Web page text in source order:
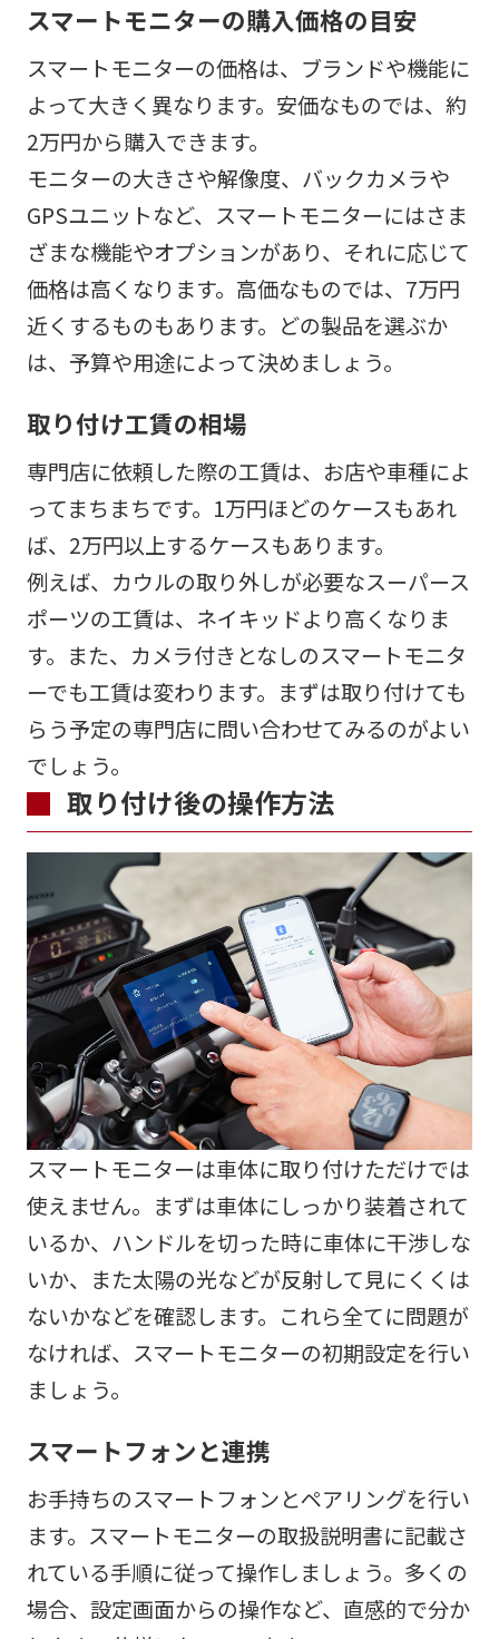
スマートモニターの購入価格の目安
スマートモニターの価格は、ブランドや機能に
よって大きく異なります。安価なものでは、約
2万円から購入できます。
モニターの大きさや解像度、バックカメラや
GPSユニットなど、スマートモニターにはさま
ざまな機能やオプションがあり、それに応じて
価格は高くなります。高価なものでは、7万円
近くするものもあります。どの製品を選ぶか
は、予算や用途によって決めましょう。
取り付け工賃の相場
専門店に依頼した際の工賃は、お店や車種によ
ってまちまちです。1万円ほどのケースもあれ
ば、2万円以上するケースもあります。
例えば、カウルの取り外しが必要なスーパース
ポーツの工賃は、ネイキッドより高くなりま
す。また、カメラ付きとなしのスマートモニタ
ーでも工賃は変わります。まずは取り付けても
らう予定の専門店に問い合わせてみるのがよい
でしょう。
取り付け後の操作方法
スマートモニターは車体に取り付けただけでは
使えません。まずは車体にしっかり装着されて
いるか、ハンドルを切った時に車体に干渉しな
いか、また太陽の光などが反射して見にくくは
ないかなどを確認します。これら全てに問題が
なければ、スマートモニターの初期設定を行い
ましょう。
スマートフォンと連携
お手持ちのスマートフォンとペアリングを行い
ます。スマートモニターの取扱説明書に記載さ
れている手順に従って操作しましょう。多くの
場合、設定画面からの操作など、直感的で分か